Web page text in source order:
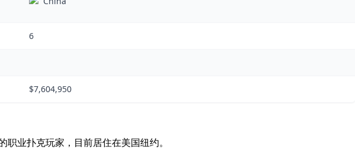
6
$7,604,950
职业扑克玩家，目前居住在美国纽约。